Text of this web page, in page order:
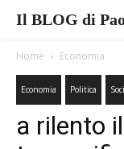
Il BLOG di
Home Economia
Economia Politica
a rilento